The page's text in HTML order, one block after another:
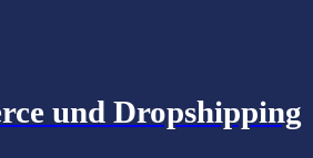
und Dropshipping